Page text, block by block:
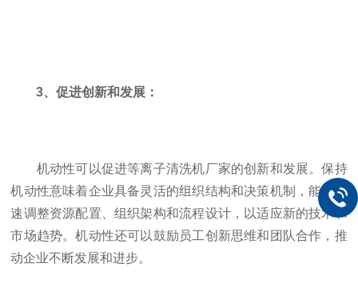
3、促进创新和发展：
机动性可以促进等离子清洗机厂家的创新和发展。保持
机动性意味着企业具备灵活的组织结构和决策机制，能够快
速调整资源配置、组织架构和流程设计，以适应新的技术和
市场趋势。机动性还可以鼓励员工创新思维和团队合作，推
动企业不断发展和进步。